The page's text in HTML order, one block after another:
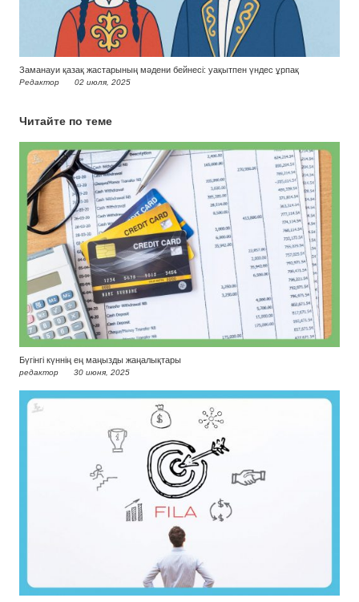
Заманауи қазақ жастарының мәдени бейнесі: уақытпен үндес ұрпақ
Редактор 02 июля, 2025
Читайте по теме
Бүгінгі күннің ең маңызды жаңалықтары
редактор 30 июня, 2025